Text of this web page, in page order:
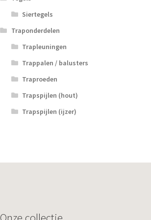
Siertegels
Traponderdelen
Trapleuningen
Trappalen / balusters
Traproeden
Trapspijlen (hout)
Trapspijlen (ijzer)